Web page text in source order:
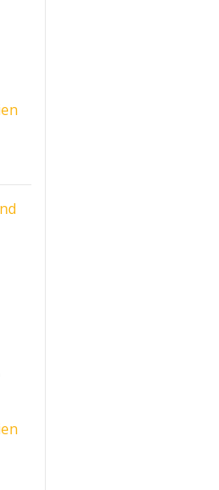
Zot Blond 20 Liter aantal
Jan Grand Prestige 20 liter